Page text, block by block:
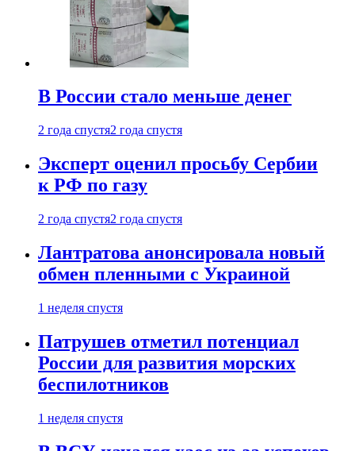
В России стало меньше денег
2 года спустя2 года спустя
Эксперт оценил просьбу Сербии
к РФ по газу
2 года спустя2 года спустя
Лантратова анонсировала новый
обмен пленными с Украиной
1 неделя спустя
Патрушев отметил потенциал
России для развития морских
беспилотников
1 неделя спустя